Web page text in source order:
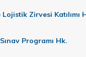
Zirvesi Katılımı
Programı Hk.